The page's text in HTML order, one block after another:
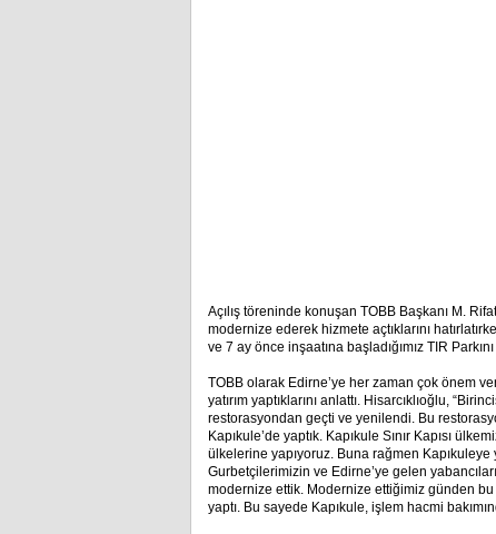
Açılış töreninde konuşan TOBB Başkanı M.
modernize ederek hizmete açtıklarını
ve 7 ay önce inşaatına başladığımız TIR
TOBB olarak Edirne’ye her zaman çok önem
yatırım yaptıklarını anlattı. Hisarcıklıoğlu,
restorasyondan geçti ve yenilendi. Bu
Kapıkule’de yaptık. Kapıkule Sınır Kapısı
ülkelerine yapıyoruz. Buna rağmen Kapıkuleye
Gurbetçilerimizin ve Edirne’ye gelen
modernize ettik. Modernize ettiğimiz günden bu
yaptı. Bu sayede Kapıkule, işlem hacmi